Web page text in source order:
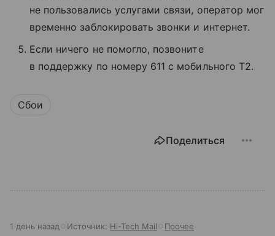
не пользовались услугами связи, оператор мог
временно заблокировать звонки и интернет.
Если ничего не помогло, позвоните
в поддержку по номеру 611 с мобильного T2.
Сбои
Поделиться
1 день назад Источник: Hi-Tech Mail Прочее